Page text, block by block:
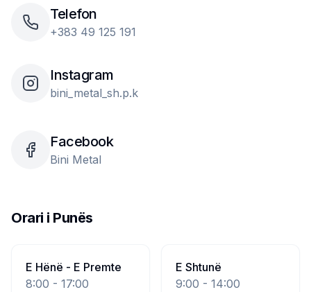
Telefon
+383 49 125 191
Instagram
bini_metal_sh.p.k
Facebook
Bini Metal
Orari i Punës
E Hënë - E Premte
8:00 - 17:00
E Shtunë
9:00 - 14:00